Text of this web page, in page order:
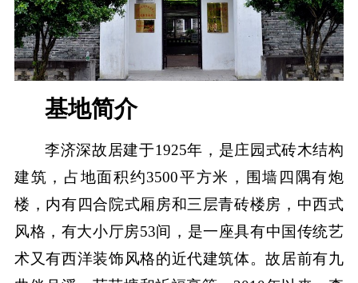
基地简介
李济深故居建于1925年，是庄园式砖木结构
建筑，占地面积约3500平方米，围墙四隅有炮
楼，内有四合院式厢房和三层青砖楼房，中西式
风格，有大小厅房53间，是一座具有中国传统艺
术又有西洋装饰风格的近代建筑体。故居前有九